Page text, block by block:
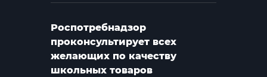
Роспотребнадзор
проконсультирует всех
желающих по качеству
школьных товаров